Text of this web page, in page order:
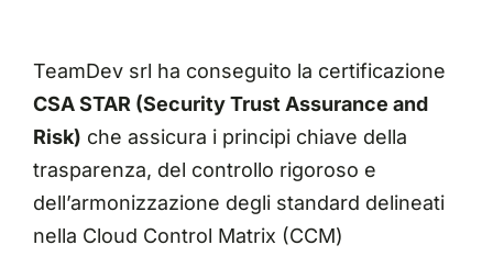
TeamDev srl ha conseguito la certificazione
CSA STAR (Security Trust Assurance and
Risk) che assicura i principi chiave della
trasparenza, del controllo rigoroso e
dell’armonizzazione degli standard delineati
nella Cloud Control Matrix (CCM)